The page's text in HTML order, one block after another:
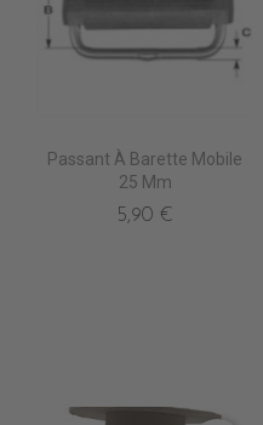
Passant À Barette Mobile
25 Mm
5,90 €